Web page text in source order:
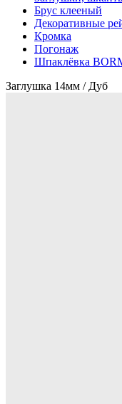
Брус клееный
Декоративные
Кромка
Погонаж
Шпаклёвка
Заглушка 14мм / Дуб